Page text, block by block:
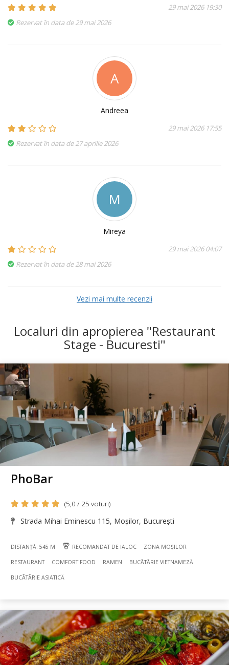
29 mai 2026 19:30
Rezervat în data de 29 mai 2026
A
Andreea
29 mai 2026 17:55
Rezervat în data de 27 aprilie 2026
M
Mireya
29 mai 2026 04:07
Rezervat în data de 28 mai 2026
Vezi mai multe recenzii
Localuri din apropierea "Restaurant
Stage - Bucuresti"
PhoBar
(5,0 / 25 voturi)
Strada Mihai Eminescu 115, Moșilor, București
DISTANȚĂ: 545 M RECOMANDAT DE IALOC ZONA MOȘILOR
RESTAURANT COMFORT FOOD RAMEN BUCÃTÃRIE VIETNAMEZĂ
BUCÃTÃRIE ASIATICĂ